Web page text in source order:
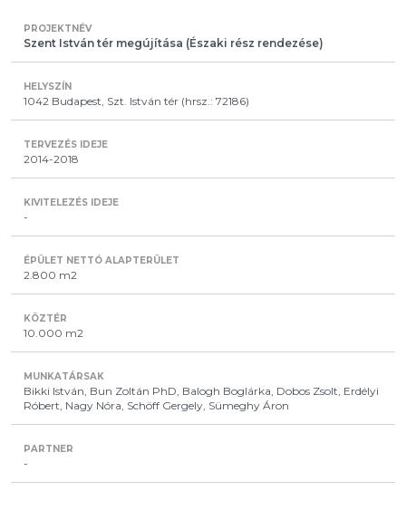
Szent István tér megújítása (Északi rész rendezése)
1042 Budapest, Szt. István tér (hrsz.: 72186)
2014-2018
-
2.800 m2
10.000 m2
Bikki István, Bun Zoltán PhD, Balogh Boglárka, Dobos Zsolt, Erdélyi
Róbert, Nagy Nóra, Schöff Gergely, Sümeghy Áron
-